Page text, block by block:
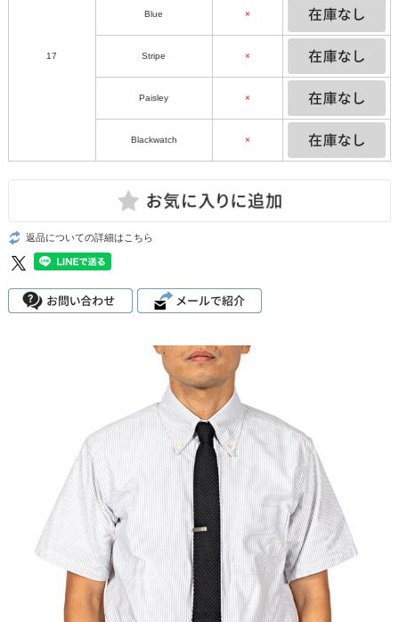
17
Blue ×
Stripe ×
Paisley ×
Blackwatch ×
返品についての詳細はこちら